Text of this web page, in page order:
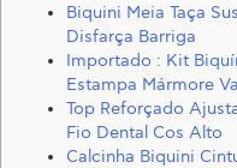
Biquini Meia Taça
Disfarça Barriga
Importado : Kit
Estampa Mármore
Top Reforçado
Fio Dental Cos Alto
Calcinha Biquini